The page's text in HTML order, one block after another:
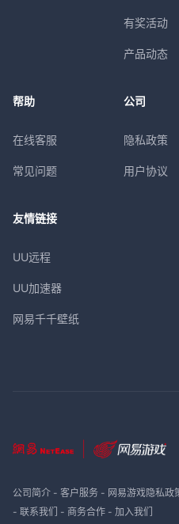
有奖活动
产品动态
帮助
在线客服
常见问题
公司
隐私政策
用户协议
友情链接
UU远程
UU加速器
网易千千壁纸
公司简介- 客户服务- 网易游戏隐私政
- 联系我们 - 商务合作- 加入我们